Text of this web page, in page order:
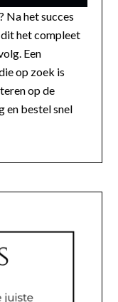
Na het succes
het compleet
Een
op zoek is
op de
en bestel snel